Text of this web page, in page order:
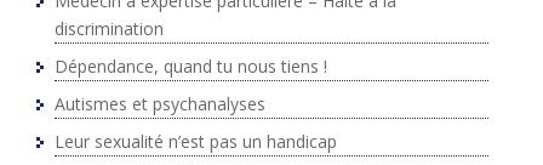
discrimination
Dépendance, quand tu nous tiens !
Autismes et psychanalyses
Leur sexualité n’est pas un handicap